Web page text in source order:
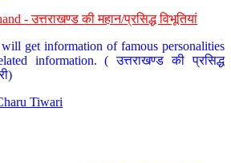
- उत्तराखण्ड की महान/प्रसिद्ध विभूतियां
get information of famous personalities
information. ( उत्तराखण्ड की प्रसिद्ध
Tiwari